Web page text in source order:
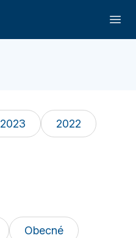
2023 2022
Obecné